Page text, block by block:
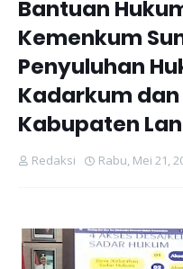
Bantuan
Kemenkum
Penyuluhan
Kadarkum
Kabupaten
Redaksi Rabu, Mei 21,